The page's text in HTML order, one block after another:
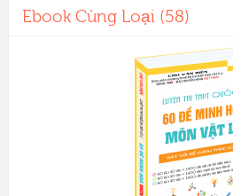
Ebook Cùng Loại (58)